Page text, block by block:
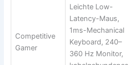
Competitive
Gamer
Leichte Low-
Latency-Maus,
1ms-Mechanical
Keyboard, 240–
360 Hz Monitor,